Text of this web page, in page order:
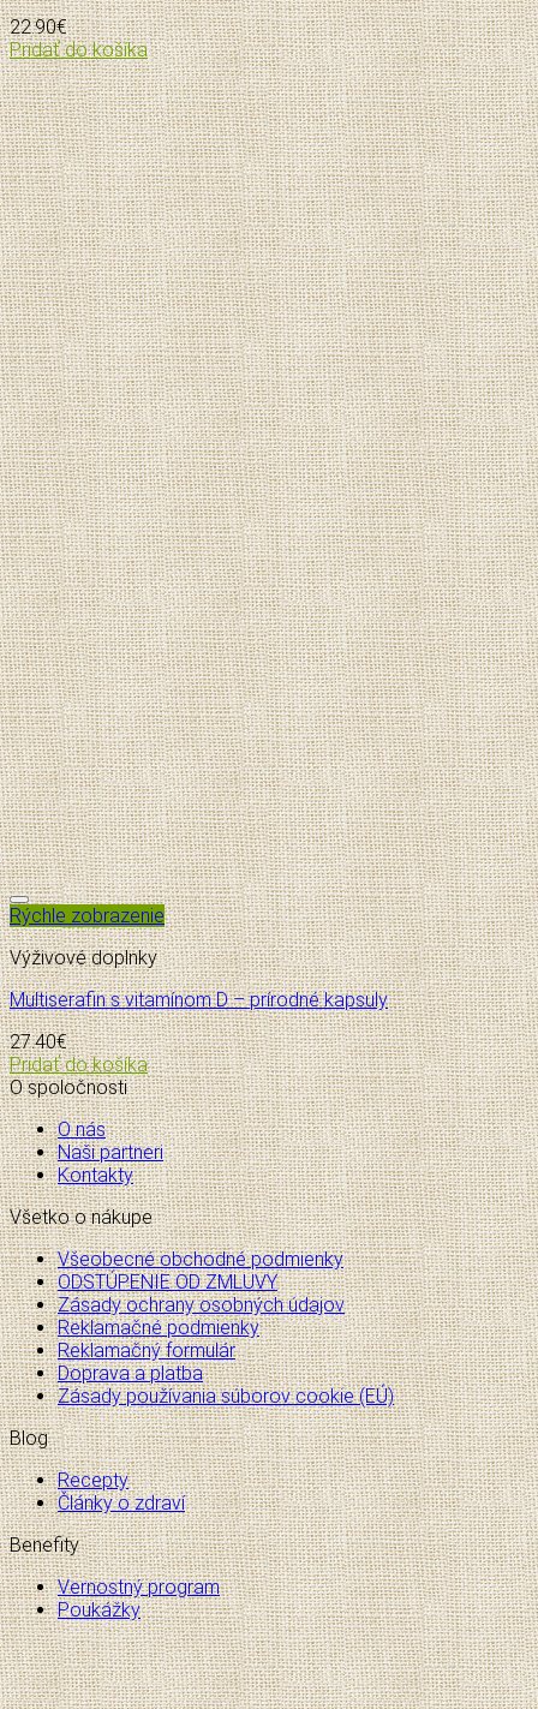
22.90€
Pridať do košíka
Pridať do zoznamu želaní
Rýchle zobrazenie
Výživové doplnky
Multiserafin s vitamínom D – prírodné kapsuly
27.40€
Pridať do košíka
O spoločnosti
O nás
Naši partneri
Kontakty
Všetko o nákupe
Všeobecné obchodné podmienky
ODSTÚPENIE OD ZMLUVY
Zásady ochrany osobných údajov
Reklamačné podmienky
Reklamačný formulár
Doprava a platba
Zásady používania súborov cookie (EÚ)
Blog
Recepty
Články o zdraví
Benefity
Vernostný program
Poukážky